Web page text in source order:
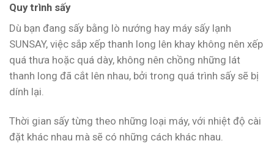
Quy trình sấy
Dù bạn đang sấy bằng lò nướng hay máy sấy lạnh
SUNSAY, việc sắp xếp thanh long lên khay không nên xếp
quá thưa hoặc quá dày, không nên chồng những lát
thanh long đã cắt lên nhau, bởi trong quá trình sấy sẽ bị
dính lại.
Thời gian sấy từng theo những loại máy, với nhiệt độ cài
đặt khác nhau mà sẽ có những cách khác nhau.